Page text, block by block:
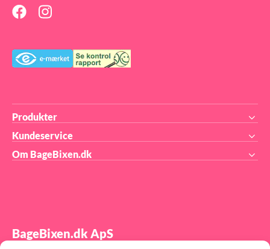
Produkter
Kundeservice
Om BageBixen.dk
BageBixen.dk ApS